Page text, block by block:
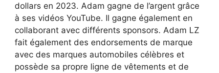
dollars en 2023. Adam gagne de l’argent grâce
à ses vidéos YouTube. Il gagne également en
collaborant avec différents sponsors. Adam LZ
fait également des endorsements de marque
avec des marques automobiles célèbres et
possède sa propre ligne de vêtements et de